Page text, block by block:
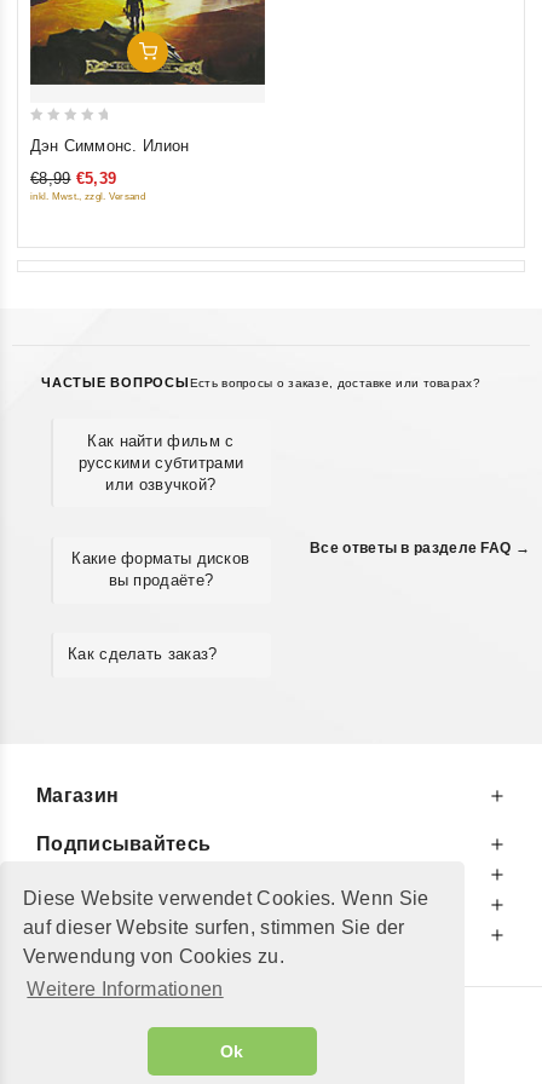
Diese Website verwendet Cookies. Wenn Sie
auf dieser Website surfen, stimmen Sie der
Verwendung von Cookies zu.
Weitere Informationen
Ok
Добавить В Корзину
out
of
Дэн Симмонс. Илион
€8,99 €5,39
inkl. Mwst., zzgl. Versand
ЧАСТЫЕ ВОПРОСЫ Есть вопросы о заказе, доставке или товарах?
Как найти фильм с
русскими субтитрами
или озвучкой?
Какие форматы дисков
вы продаёте?
Как сделать заказ?
Все ответы в разделе FAQ →
Магазин
Подписывайтесь
Информируем Вас
Дополнительно
© 2002 - 2026"Petershop GmbH"
Alle Preise inkl. MwSt. und zzgl.
GeToTickets.com| build#3.12.37